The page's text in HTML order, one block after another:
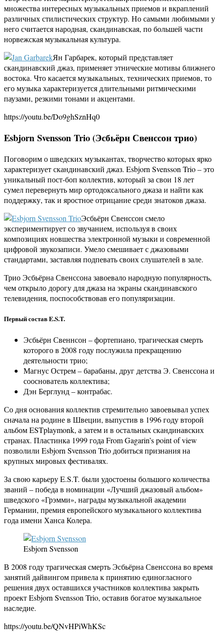
множества интересных музыкальных приемов и вкраплений
различных стилистических структур. Но самыми любимыми у
него считается народная, скандинавская, по большей части
норвежская музыкальная культура.
Ян Гарбарек, который представляет
скандинавский джаз, применяет этнические мотивы ближнего
востока. Что касается музыкальных, технических приемов, то
его музыка характеризуется длительными ритмическими
паузами, резкими тонами и акцентами.
https://youtu.be/Do9ghSznHq0
Esbjorn Svensson Trio (Эсбьёрн Свенссон трио)
Поговорим о шведских музыкантах, творчество которых ярко
характеризует скандинавский джаз. Esbjorn Svensson Trio – это
уникальный пост-боп коллектив, который за свои 18 лет
сумел перевернуть мир ортодоксального джаза и найти как
поддержку, так и яростное отрицание среди знатоков джаза.
Эсбьёрн Свенссон смело
экспериментирует со звучанием, используя в своих
композициях новшества электронной музыки и современной
цифровой звукозаписи. Умело смешивает с джазовыми
стандартами, заставляя подпевать своих слушателей в зале.
Трио Эсбьёрна Свенссона завоевало народную популярность,
чем открыло дорогу для джаза на экраны скандинавского
телевидения, поспособствовав его популяризации.
Первый состав E.S.T.
Эсбьёрн Свеннсон – фортепиано, трагическая смерть
которого в 2008 году послужила прекращению
деятельности трио;
Магнус Острем – барабаны, друг детства Э. Свенссона и
сооснователь коллектива;
Дэн Берглунд – контрабас.
Со дня основания коллектив стремительно завоевывал успех
сначала на родине в Швеции, выпустив в 1996 году второй
альбом ESTplaymonk, а затем и в остальных скандинавских
странах. Пластинка 1999 года From Gagarin’s point of view
позволили Esbjorn Svensson Trio добиться признания на
крупных мировых фестивалях.
За свою карьеру E.S.T. были удостоены большого количества
званий – победа в номинации «Лучший джазовый альбом»
шведского «Грэмми», награды музыкальной академии
Германии, премия европейского музыкального коллектива
года имени Ханса Колера.
Esbjorn Svensson
В 2008 году трагическая смерть Эсбьёрна Свенссона во время
занятий дайвингом привела к принятию единогласного
решения двух оставшихся участников коллектива закрыть
проект Esbjorn Svensson Trio, оставив богатое музыкальное
наследие.
https://youtu.be/QNvHPiWhKSc